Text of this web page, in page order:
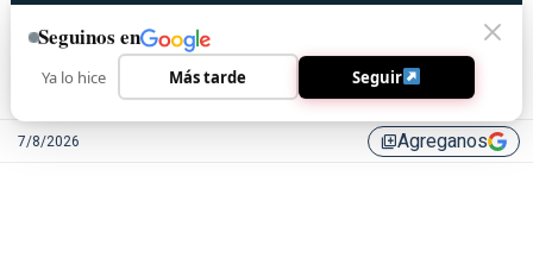
7/8/2026 library_addAgreganos
Seguinos en
Ya lo hice Más tarde Seguir